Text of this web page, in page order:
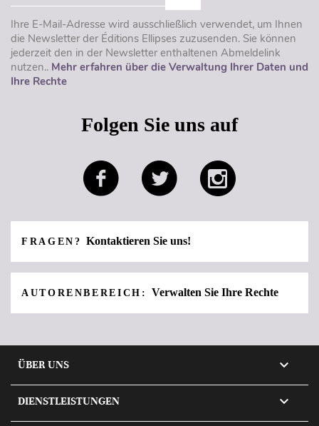
Ihre E-Mail-Adresse wird ausschließlich verwendet, um Ihnen
die Newsletter der Éditions Ellipses zuzusenden. Sie können
jederzeit den in der Newsletter enthaltenen Abmeldelink
nutzen.. Mehr erfahren über die Verwaltung Ihrer Daten und
Ihre Rechte
Folgen Sie uns auf
FRAGEN? Kontaktieren Sie uns!
AUTORENBEREICH: Verwalten Sie Ihre Rechte
ÜBER UNS 
DIENSTLEISTUNGEN 